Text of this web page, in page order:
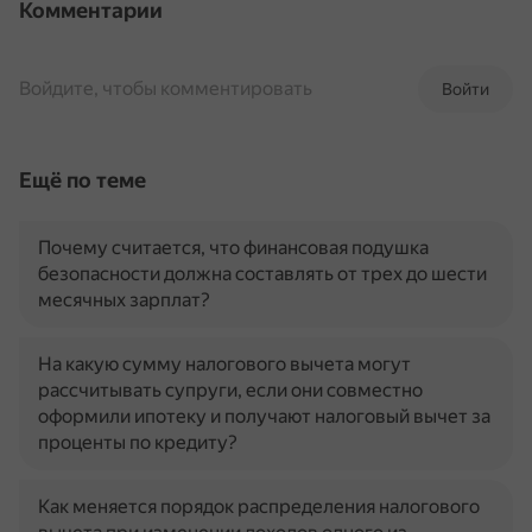
Комментарии
Войти
Войдите, чтобы комментировать
Ещё по теме
Почему считается, что финансовая подушка
безопасности должна составлять от трех до шести
месячных зарплат?
На какую сумму налогового вычета могут
рассчитывать супруги, если они совместно
оформили ипотеку и получают налоговый вычет за
проценты по кредиту?
Как меняется порядок распределения налогового